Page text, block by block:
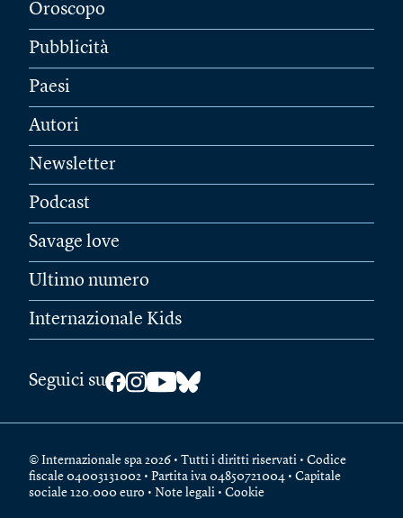
Oroscopo
Pubblicità
Paesi
Autori
Newsletter
Podcast
Savage love
Ultimo numero
Internazionale Kids
Seguici su
© Internazionale spa 2026 • Tutti i diritti riservati • Codice
fiscale 04003131002 • Partita iva 04850721004 • Capitale
sociale 120.000 euro • Note legali • Cookie